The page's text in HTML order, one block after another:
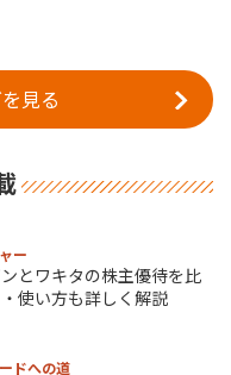
見る
ー
とワキタの株主優待を比
使い方も詳しく解説
ドへの道